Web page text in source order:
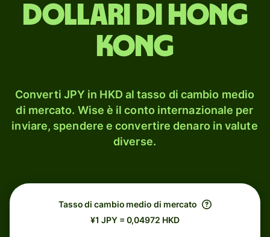
dollari di Hong
Kong
Converti JPY in HKD al tasso di cambio medio
di mercato. Wise è il conto internazionale per
inviare, spendere e convertire denaro in valute
diverse.
Tasso di cambio medio di mercato
¥1 JPY = 0,04972 HKD